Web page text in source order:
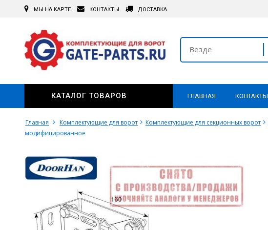
МЫ НА КАРТЕ КОНТАКТЫ ДОСТАВКА
Везде
ГЛАВНАЯ КОНТАКТЫ
КАТАЛОГ ТОВАРОВ
Главная Комплектующие для ворот Комплектующие для секционных ворот
модифицированное